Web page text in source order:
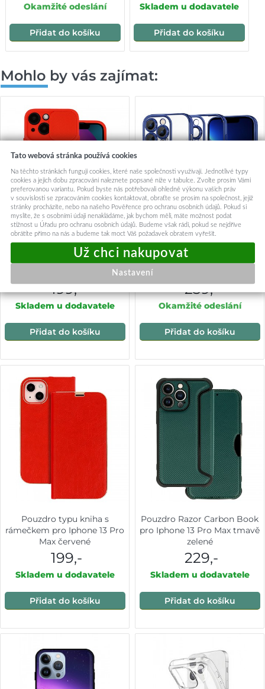
Okamžité odeslání
Přidat do košíku
Skladem u dodavatele
Přidat do košíku
Mohlo by vás zajímat:
Camshield Soft pro Iphone 13
Pro Max Red
199,-
Skladem u dodavatele
Přidat do košíku
Techsuit Luxusní Křišťálový
MagSafe iPhone 13 Pro Max
239,-
Okamžité odeslání
Přidat do košíku
Pouzdro typu kniha s
rámečkem pro Iphone 13 Pro
Max červené
199,-
Skladem u dodavatele
Přidat do košíku
Pouzdro Razor Carbon Book
pro Iphone 13 Pro Max tmavě
zelené
229,-
Skladem u dodavatele
Přidat do košíku
Tato webová stránka používá cookies
Na těchto stránkách fungují cookies, které naše společnosti využívají. Jednotlivé typy
cookies a jejich dobu zpracování naleznete popsané níže v tabulce. Zvolte prosím Vámi
preferovanou variantu. Pokud byste nás potřebovali ohledně výkonu vašich práv
v souvislosti se zpracováním cookies kontaktovat, obraťte se prosím na společnost, jejíž
stránky procházíte, nebo na našeho Pověřence pro ochranu osobních údajů. Pokud si
myslíte, že s osobními údaji nenakládáme, jak bychom měli, máte možnost podat
stížnost u Úřadu pro ochranu osobních údajů. Budeme však rádi, pokud se nejdříve
obrátíte přímo na nás a budeme tak moct Váš požadavek obratem vyřešit.
Nastavení